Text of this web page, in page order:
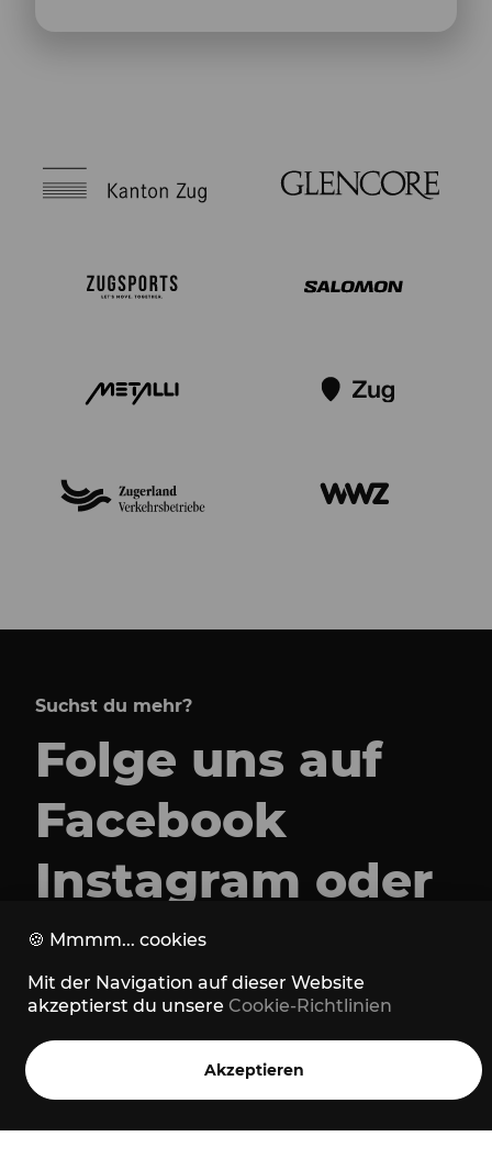
Suchst du mehr?
Folge uns auf
Facebook
Instagram oder
Strava
🍪 Mmmm... cookies
Mit der Navigation auf dieser Website
akzeptierst du unsere Cookie-Richtlinien
Akzeptieren
Home Stories Trails Menü